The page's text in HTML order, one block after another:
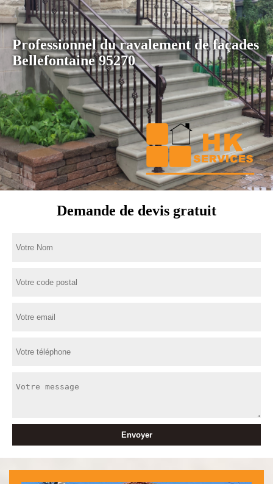
Professionnel du ravalement de façades
Bellefontaine 95270
Demande de devis gratuit